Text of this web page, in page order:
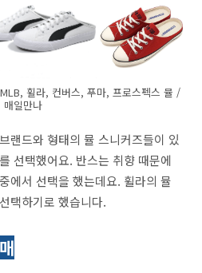
휠라, 컨버스, 푸마, 프로스펙스 뮬 /
매일만나
랜드와 형태의 뮬 스니커즈들이 있
선택했어요. 반스는 취향 때문에
에서 선택을 했는데요. 휠라의 뮬
택하기로 했습니다.